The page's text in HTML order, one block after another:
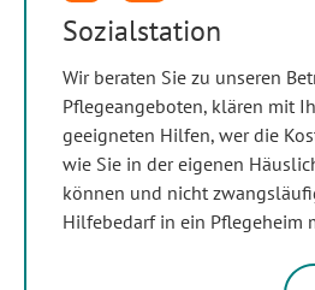
Sozialstation
Wir beraten Sie zu unseren
Pflegeangeboten, klären mit
geeigneten Hilfen, wer die
wie Sie in der eigenen
können und nicht
Hilfebedarf in ein Pflegeheim